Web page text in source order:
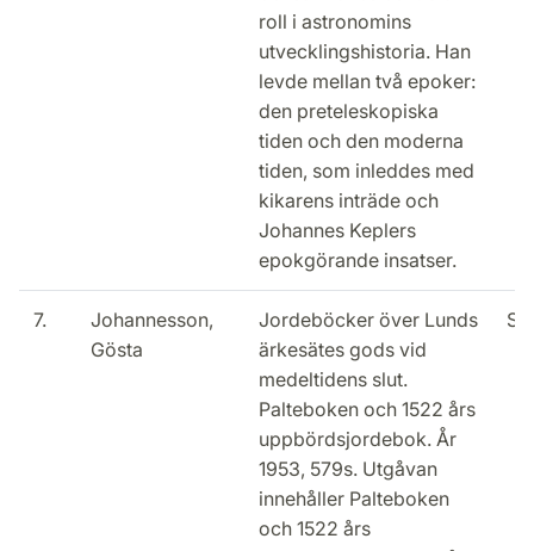
roll i astronomins
utvecklingshistoria. Han
levde mellan två epoker:
den preteleskopiska
tiden och den moderna
tiden, som inleddes med
kikarens inträde och
Johannes Keplers
epokgörande insatser.
7.
Johannesson,
Gösta
Jordeböcker över Lunds
ärkesätes gods vid
medeltidens slut.
Palteboken och 1522 års
uppbördsjordebok. År
1953, 579s. Utgåvan
innehåller Palteboken
och 1522 års